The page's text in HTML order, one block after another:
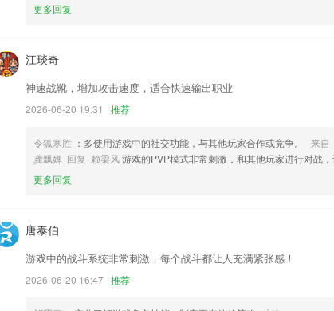
帮助我们更好的对产品进行优化修改。
更多回复
江琰奇
神速战靴，增加攻击速度，适合快速输出职业
2026-06-20 19:31 推荐
令狐寒胜 ：多使用游戏中的社交功能，与其他玩家合作或竞争。
来自
龚飘婵 回复 赖梁风游戏的PVP模式非常刺激，和其他玩家进行对战，
更多回复
唐泰伯
游戏中的战斗系统非常刺激，每个战斗都让人充满紧张感！
2026-06-20 16:47 推荐